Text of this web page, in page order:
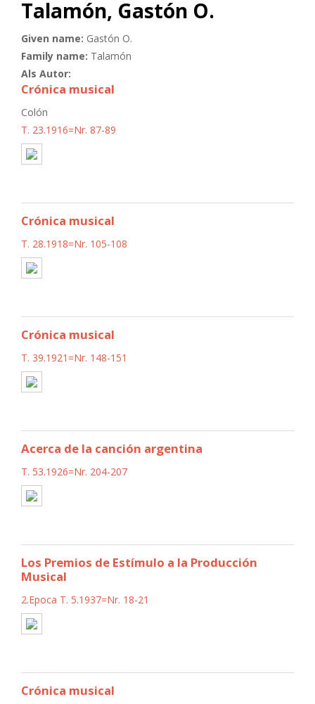
Talamón, Gastón O.
Given name: Gastón O.
Family name: Talamón
Als Autor:
Crónica musical
Colón
T. 23.1916=Nr. 87-89
Crónica musical
T. 28.1918=Nr. 105-108
Crónica musical
T. 39.1921=Nr. 148-151
Acerca de la canción argentina
T. 53.1926=Nr. 204-207
Los Premios de Estímulo a la Producción
Musical
2.Epoca T. 5.1937=Nr. 18-21
Crónica musical